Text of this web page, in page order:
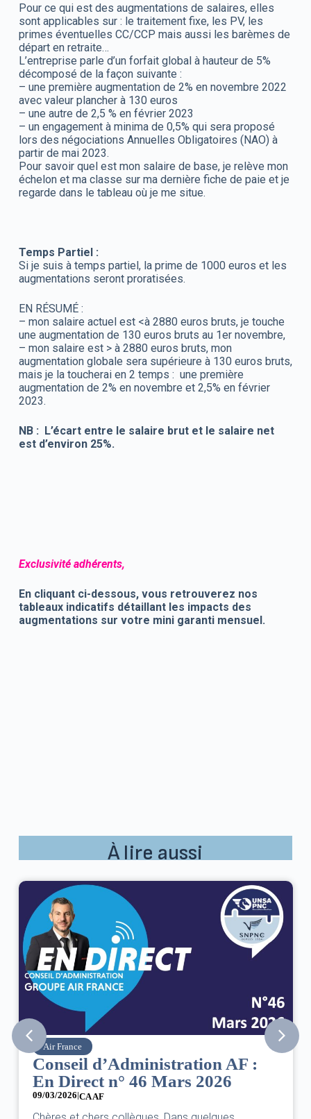
Pour ce qui est des augmentations de salaires, elles
sont applicables sur : le traitement fixe, les PV, les
primes éventuelles CC/CCP mais aussi les barèmes de
départ en retraite…
L’entreprise parle d’un forfait global à hauteur de 5%
décomposé de la façon suivante :
– une première augmentation de 2% en novembre 2022
avec valeur plancher à 130 euros
– une autre de 2,5 % en février 2023
– un engagement à minima de 0,5% qui sera proposé
lors des négociations Annuelles Obligatoires (NAO) à
partir de mai 2023.
Pour savoir quel est mon salaire de base, je relève mon
échelon et ma classe sur ma dernière fiche de paie et je
regarde dans le tableau où je me situe.
Temps Partiel :
Si je suis à temps partiel, la prime de 1000 euros et les
augmentations seront proratisées.
EN RÉSUMÉ :
– mon salaire actuel est <à 2880 euros bruts, je touche
une augmentation de 130 euros bruts au 1er novembre,
– mon salaire est > à 2880 euros bruts, mon
augmentation globale sera supérieure à 130 euros bruts,
mais je la toucherai en 2 temps : une première
augmentation de 2% en novembre et 2,5% en février
2023.
NB : L’écart entre le salaire brut et le salaire net
est d’environ 25%.
Exclusivité adhérents,
En cliquant ci-dessous, vous retrouverez nos
tableaux indicatifs détaillant les impacts des
augmentations sur votre mini garanti mensuel.
À lire aussi
Air France
Conseil d’Administration AF :
En Direct n° 46 Mars 2026
09/03/2026|CA AF